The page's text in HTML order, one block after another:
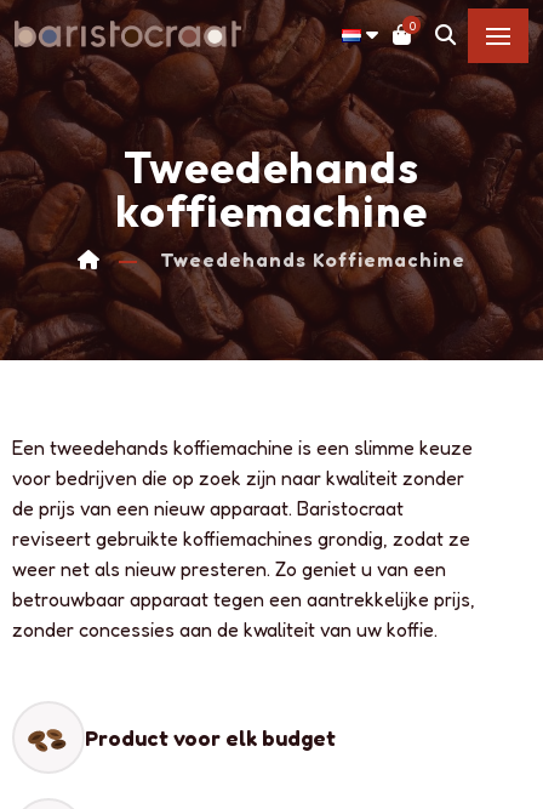
0
Tweedehands
koffiemachine
Tweedehands Koffiemachine
Een tweedehands koffiemachine is een slimme keuze
voor bedrijven die op zoek zijn naar kwaliteit zonder
de prijs van een nieuw apparaat. Baristocraat
reviseert gebruikte koffiemachines grondig, zodat ze
weer net als nieuw presteren. Zo geniet u van een
betrouwbaar apparaat tegen een aantrekkelijke prijs,
zonder concessies aan de kwaliteit van uw koffie.
Product voor elk budget